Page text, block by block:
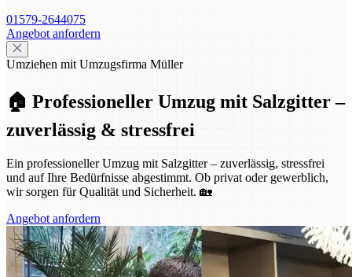
01579-2644075
Angebot anfordern
Umziehen mit Umzugsfirma Müller
🏠 Professioneller Umzug mit Salzgitter –
zuverlässig & stressfrei
Ein professioneller Umzug mit Salzgitter – zuverlässig, stressfrei
und auf Ihre Bedürfnisse abgestimmt. Ob privat oder gewerblich,
wir sorgen für Qualität und Sicherheit. 🏡
Angebot anfordern